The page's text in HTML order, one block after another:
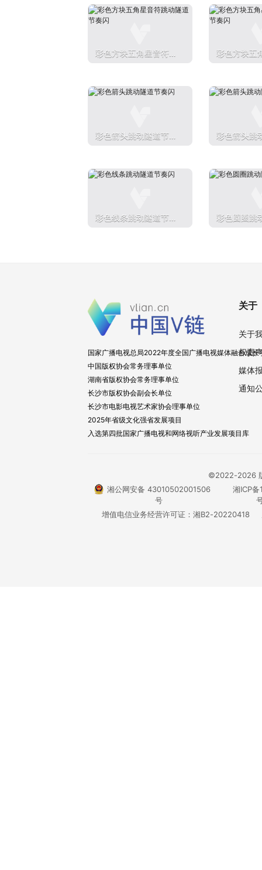
彩色方块五角星音符跳
彩色方块五
彩色箭头跳动隧道节奏
彩色箭头跳
彩色线条跳动隧道节奏
彩色圆圈跳
国家广播电视总局2022年度全国广播电视媒体融合成长
中国版权协会常务理事单位
湖南省版权协会常务理事单位
长沙市版权协会副会长单位
长沙市电影电视艺术家协会理事单位
2025年省级文化强省发展项目
入选第四批国家广播电视和网络视听产业发展项目库
关于
关于
权责
媒体
通知
©2022-2026
湘公网安备 43010502001506
号
湘ICP
增值电信业务经营许可证：湘B2-20220418